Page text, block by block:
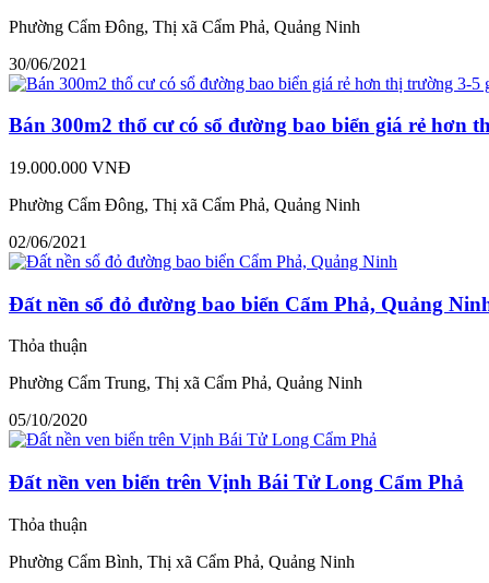
Phường Cẩm Ðông, Thị xã Cẩm Phả, Quảng Ninh
30/06/2021
Bán 300m2 thổ cư có sổ đường bao biển giá rẻ hơn
19.000.000 VNĐ
Phường Cẩm Ðông, Thị xã Cẩm Phả, Quảng Ninh
02/06/2021
Đất nền sổ đỏ đường bao biển Cẩm Phả, Quảng
Thỏa thuận
Phường Cẩm Trung, Thị xã Cẩm Phả, Quảng Ninh
05/10/2020
Đất nền ven biển trên Vịnh Bái Tử Long Cẩm Phả
Thỏa thuận
Phường Cẩm Bình, Thị xã Cẩm Phả, Quảng Ninh